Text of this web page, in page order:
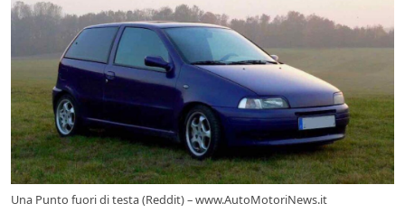
Una Punto fuori di testa (Reddit) – www.AutoMotoriNews.it